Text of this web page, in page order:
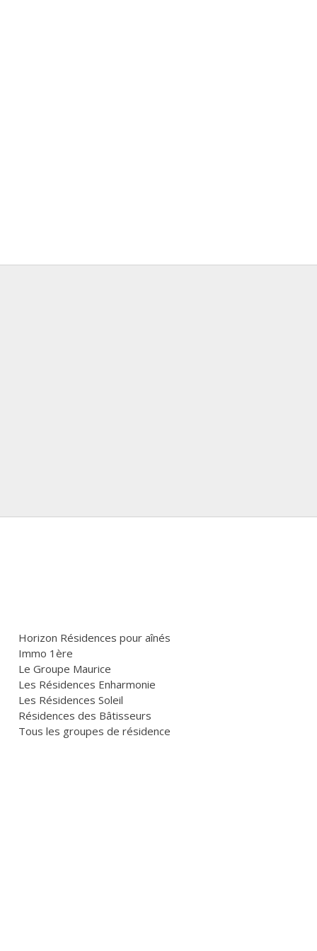
Horizon Résidences pour aînés
Immo 1ère
Le Groupe Maurice
Les Résidences Enharmonie
Les Résidences Soleil
Résidences des Bâtisseurs
Tous les groupes de résidence